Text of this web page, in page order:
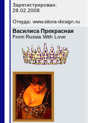
Зарегистрирован:
28.02.2008
Откуда: www.sitora-design.ru
Василиса Прекрасная
From Russia With Love